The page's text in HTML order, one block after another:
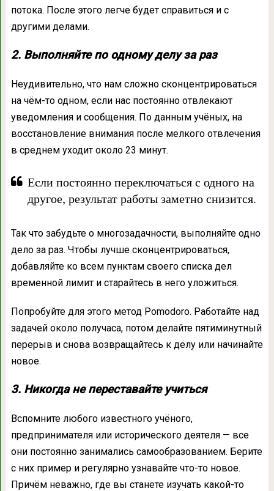
потока. После этого легче будет справиться и с
другими делами.
2. Выполняйте по одному делу за раз
Неудивительно, что нам сложно сконцентрироваться
на чём-то одном, если нас постоянно отвлекают
уведомления и сообщения. По данным учёных, на
восстановление внимания после мелкого отвлечения
в среднем уходит около 23 минут.
Если постоянно переключаться с одного на
другое, результат работы заметно снизится.
Так что забудьте о многозадачности, выполняйте одно
дело за раз. Чтобы лучше сконцентрироваться,
добавляйте ко всем пунктам своего списка дел
временной лимит и старайтесь в него уложиться.
Попробуйте для этого метод Pomodoro. Работайте над
задачей около получаса, потом делайте пятиминутный
перерыв и снова возвращайтесь к делу или начинайте
новое.
3. Никогда не переставайте учиться
Вспомните любого известного учёного,
предпринимателя или исторического деятеля — все
они постоянно занимались самообразованием. Берите
с них пример и регулярно узнавайте что-то новое.
Причём неважно, где вы станете изучать какой-то